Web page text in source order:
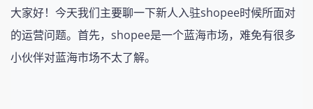
大家好！今天我们主要聊一下新人入驻shopee时候所面对
的运营问题。首先，shopee是一个蓝海市场，难免有很多
小伙伴对蓝海市场不太了解。